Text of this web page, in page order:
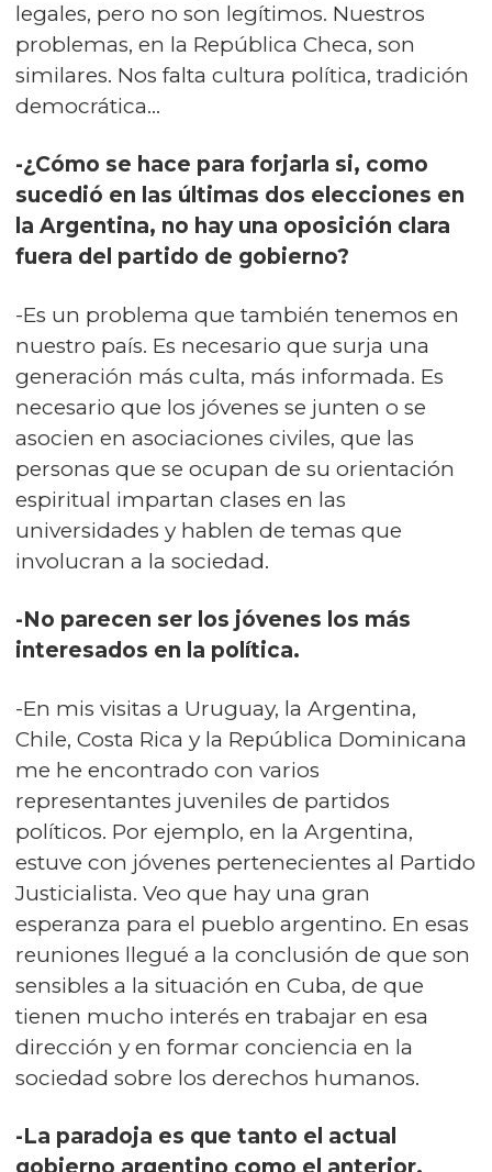
legales, pero no son legítimos. Nuestros
problemas, en la República Checa, son
similares. Nos falta cultura política, tradición
democrática...
-¿Cómo se hace para forjarla si, como
sucedió en las últimas dos elecciones en
la Argentina, no hay una oposición clara
fuera del partido de gobierno?
-Es un problema que también tenemos en
nuestro país. Es necesario que surja una
generación más culta, más informada. Es
necesario que los jóvenes se junten o se
asocien en asociaciones civiles, que las
personas que se ocupan de su orientación
espiritual impartan clases en las
universidades y hablen de temas que
involucran a la sociedad.
-No parecen ser los jóvenes los más
interesados en la política.
-En mis visitas a Uruguay, la Argentina,
Chile, Costa Rica y la República Dominicana
me he encontrado con varios
representantes juveniles de partidos
políticos. Por ejemplo, en la Argentina,
estuve con jóvenes pertenecientes al Partido
Justicialista. Veo que hay una gran
esperanza para el pueblo argentino. En esas
reuniones llegué a la conclusión de que son
sensibles a la situación en Cuba, de que
tienen mucho interés en trabajar en esa
dirección y en formar conciencia en la
sociedad sobre los derechos humanos.
-La paradoja es que tanto el actual